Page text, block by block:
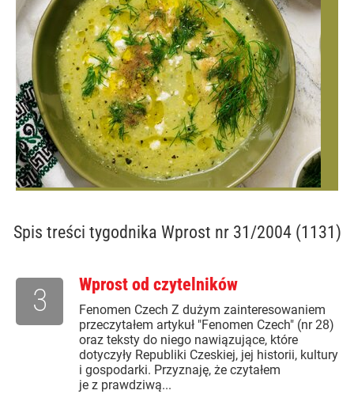
Spis treści tygodnika Wprost nr 31/2004 (1131)
Wprost od czytelników
Fenomen Czech Z dużym zainteresowaniem
przeczytałem artykuł "Fenomen Czech" (nr 28)
oraz teksty do niego nawiązujące, które
dotyczyły Republiki Czeskiej, jej historii, kultury
i gospodarki. Przyznaję, że czytałem
je z prawdziwą...
3